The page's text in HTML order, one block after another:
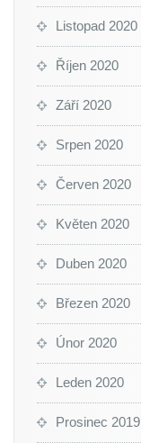
Listopad 2020
Říjen 2020
Září 2020
Srpen 2020
Červen 2020
Květen 2020
Duben 2020
Březen 2020
Únor 2020
Leden 2020
Prosinec 2019